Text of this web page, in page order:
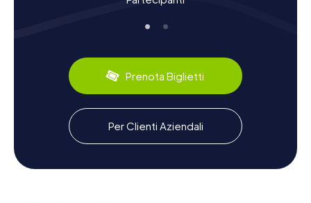
e che gli affreschi e gli stucchi all'interno furono realizzati
March con gli Schwyz, che portò alla battaglia di
Morgarten, ti verrà raccontata durante la caccia al tesoro.
Oltre ai fatti storici, potrai anche assaporare specialità
culinarie come il pan di zenzero di Einsiedeln, famoso ben
oltre i confini della città.
Esplorare i dintorni di Einsiedeln dopo la caccia
al tesoro
Prenota Biglietti
Per Clienti Aziendali